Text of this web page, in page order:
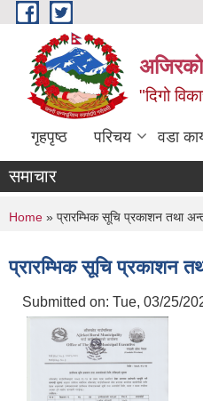
Skip to main content
"दिगो
गृहपृष्ठ परिचय वडा
समाचार
You are here
Home » प्रारम्भिक सूचि प्रकाशन तथा
प्रारम्भिक सूचि प्रकाशन
Submitted on: Tue, 03/25/